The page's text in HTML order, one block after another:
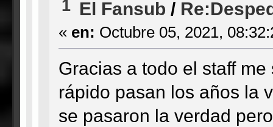
1 El Fansub /
« en: Octubre 05, 2021,
Gracias a todo el staff
rápido pasan los años la
se pasaron la verdad